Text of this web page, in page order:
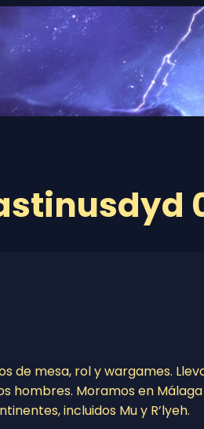
de mesa, rol y wargames.
hombres. Moramos en
incluidos Mu y R’lyeh.